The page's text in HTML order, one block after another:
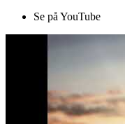
Se på YouTube